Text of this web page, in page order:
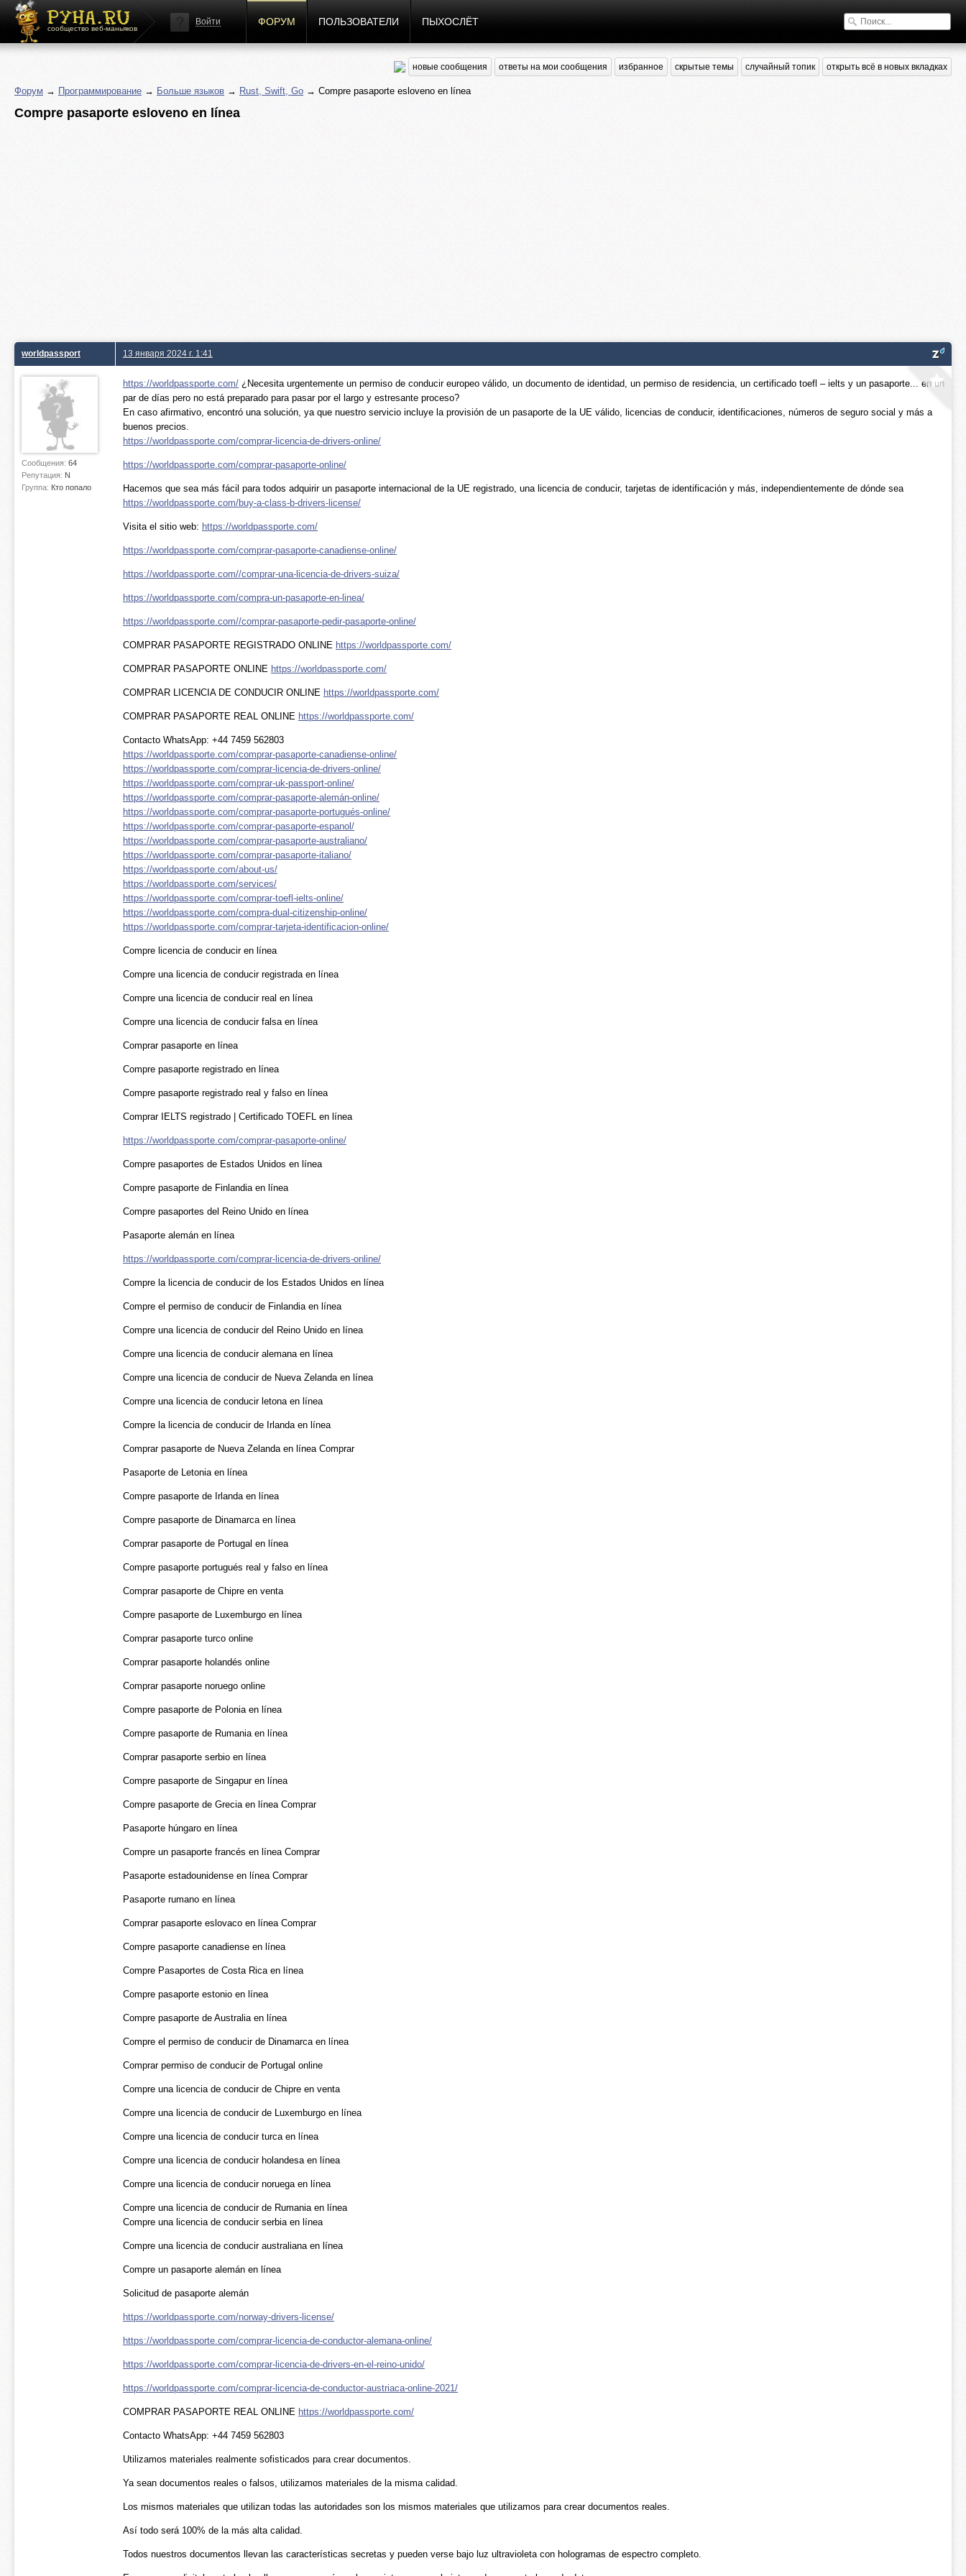
сообщество веб-маньяков
Войти ФОРУМ ПОЛЬЗОВАТЕЛИ ПЫХОСЛЁТ
новые сообщения ответы на мои сообщения избранное скрытые темы случайный топик открыть всё в новых вкладках
Форум → Программирование → Больше языков → Rust, Swift, Go → Compre pasaporte esloveno en línea
Compre pasaporte esloveno en línea
worldpassport
Сообщения: 64
Репутация: N
Группа: Кто попало
13 января 2024 г. 1:41
https://worldpassporte.com/ ¿Necesita urgentemente un permiso de conducir europeo válido, un documento de identidad, un permiso de residencia, un certificado toefl – ielts y un pasaporte... en un
par de días pero no está preparado para pasar por el largo y estresante proceso?
En caso afirmativo, encontró una solución, ya que nuestro servicio incluye la provisión de un pasaporte de la UE válido, licencias de conducir, identificaciones, números de seguro social y más a
buenos precios.
https://worldpassporte.com/comprar-licencia-de-drivers-online/
https://worldpassporte.com/comprar-pasaporte-online/
Hacemos que sea más fácil para todos adquirir un pasaporte internacional de la UE registrado, una licencia de conducir, tarjetas de identificación y más, independientemente de dónde sea
https://worldpassporte.com/buy-a-class-b-drivers-license/
Visita el sitio web: https://worldpassporte.com/
https://worldpassporte.com/comprar-pasaporte-canadiense-online/
https://worldpassporte.com//comprar-una-licencia-de-drivers-suiza/
https://worldpassporte.com/compra-un-pasaporte-en-linea/
https://worldpassporte.com//comprar-pasaporte-pedir-pasaporte-online/
COMPRAR PASAPORTE REGISTRADO ONLINE https://worldpassporte.com/
COMPRAR PASAPORTE ONLINE https://worldpassporte.com/
COMPRAR LICENCIA DE CONDUCIR ONLINE https://worldpassporte.com/
COMPRAR PASAPORTE REAL ONLINE https://worldpassporte.com/
Contacto WhatsApp: +44 7459 562803
https://worldpassporte.com/comprar-pasaporte-canadiense-online/
https://worldpassporte.com/comprar-licencia-de-drivers-online/
https://worldpassporte.com/comprar-uk-passport-online/
https://worldpassporte.com/comprar-pasaporte-alemán-online/
https://worldpassporte.com/comprar-pasaporte-portugués-online/
https://worldpassporte.com/comprar-pasaporte-espanol/
https://worldpassporte.com/comprar-pasaporte-australiano/
https://worldpassporte.com/comprar-pasaporte-italiano/
https://worldpassporte.com/about-us/
https://worldpassporte.com/services/
https://worldpassporte.com/comprar-toefl-ielts-online/
https://worldpassporte.com/compra-dual-citizenship-online/
https://worldpassporte.com/comprar-tarjeta-identificacion-online/
Compre licencia de conducir en línea
Compre una licencia de conducir registrada en línea
Compre una licencia de conducir real en línea
Compre una licencia de conducir falsa en línea
Comprar pasaporte en línea
Compre pasaporte registrado en línea
Compre pasaporte registrado real y falso en línea
Comprar IELTS registrado | Certificado TOEFL en línea
https://worldpassporte.com/comprar-pasaporte-online/
Compre pasaportes de Estados Unidos en línea
Compre pasaporte de Finlandia en línea
Compre pasaportes del Reino Unido en línea
Pasaporte alemán en línea
https://worldpassporte.com/comprar-licencia-de-drivers-online/
Compre la licencia de conducir de los Estados Unidos en línea
Compre el permiso de conducir de Finlandia en línea
Compre una licencia de conducir del Reino Unido en línea
Compre una licencia de conducir alemana en línea
Compre una licencia de conducir de Nueva Zelanda en línea
Compre una licencia de conducir letona en línea
Compre la licencia de conducir de Irlanda en línea
Comprar pasaporte de Nueva Zelanda en línea Comprar
Pasaporte de Letonia en línea
Compre pasaporte de Irlanda en línea
Compre pasaporte de Dinamarca en línea
Comprar pasaporte de Portugal en línea
Compre pasaporte portugués real y falso en línea
Comprar pasaporte de Chipre en venta
Compre pasaporte de Luxemburgo en línea
Comprar pasaporte turco online
Comprar pasaporte holandés online
Comprar pasaporte noruego online
Compre pasaporte de Polonia en línea
Compre pasaporte de Rumania en línea
Comprar pasaporte serbio en línea
Compre pasaporte de Singapur en línea
Compre pasaporte de Grecia en línea Comprar
Pasaporte húngaro en línea
Compre un pasaporte francés en línea Comprar
Pasaporte estadounidense en línea Comprar
Pasaporte rumano en línea
Comprar pasaporte eslovaco en línea Comprar
Compre pasaporte canadiense en línea
Compre Pasaportes de Costa Rica en línea
Compre pasaporte estonio en línea
Compre pasaporte de Australia en línea
Compre el permiso de conducir de Dinamarca en línea
Comprar permiso de conducir de Portugal online
Compre una licencia de conducir de Chipre en venta
Compre una licencia de conducir de Luxemburgo en línea
Compre una licencia de conducir turca en línea
Compre una licencia de conducir holandesa en línea
Compre una licencia de conducir noruega en línea
Compre una licencia de conducir de Rumania en línea
Compre una licencia de conducir serbia en línea
Compre una licencia de conducir australiana en línea
Compre un pasaporte alemán en línea
Solicitud de pasaporte alemán
https://worldpassporte.com/norway-drivers-license/
https://worldpassporte.com/comprar-licencia-de-conductor-alemana-online/
https://worldpassporte.com/comprar-licencia-de-drivers-en-el-reino-unido/
https://worldpassporte.com/comprar-licencia-de-conductor-austriaca-online-2021/
COMPRAR PASAPORTE REAL ONLINE https://worldpassporte.com/
Contacto WhatsApp: +44 7459 562803
Utilizamos materiales realmente sofisticados para crear documentos.
Ya sean documentos reales o falsos, utilizamos materiales de la misma calidad.
Los mismos materiales que utilizan todas las autoridades son los mismos materiales que utilizamos para crear documentos reales.
Así todo será 100% de la más alta calidad.
Todos nuestros documentos llevan las características secretas y pueden verse bajo luz ultravioleta con hologramas de espectro completo.